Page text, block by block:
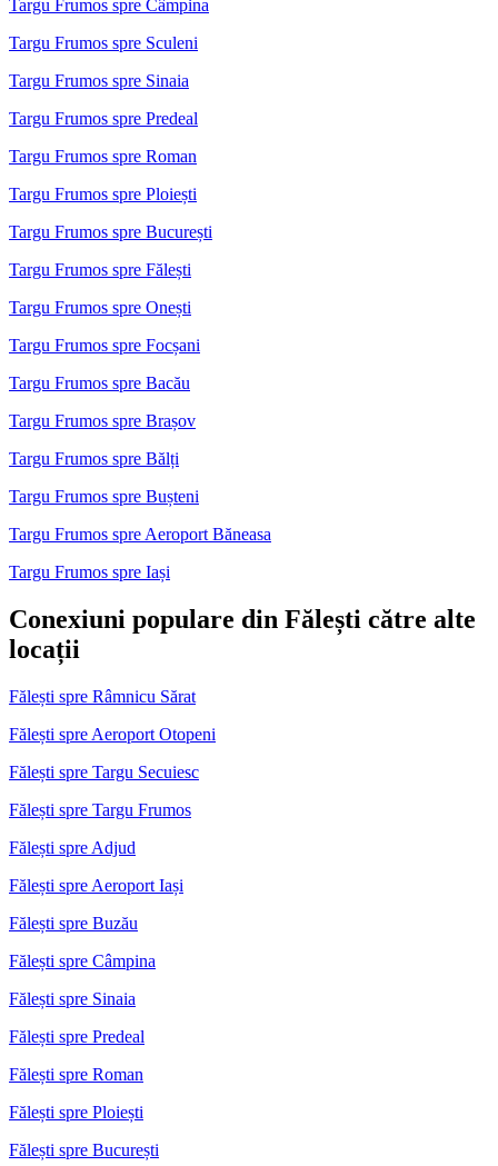
Targu Frumos spre Câmpina
Targu Frumos spre Sculeni
Targu Frumos spre Sinaia
Targu Frumos spre Predeal
Targu Frumos spre Roman
Targu Frumos spre Ploiești
Targu Frumos spre București
Targu Frumos spre Fălești
Targu Frumos spre Onești
Targu Frumos spre Focșani
Targu Frumos spre Bacău
Targu Frumos spre Brașov
Targu Frumos spre Bălți
Targu Frumos spre Bușteni
Targu Frumos spre Aeroport Băneasa
Targu Frumos spre Iași
Conexiuni populare din Fălești către alte
locații
Fălești spre Râmnicu Sărat
Fălești spre Aeroport Otopeni
Fălești spre Targu Secuiesc
Fălești spre Targu Frumos
Fălești spre Adjud
Fălești spre Aeroport Iași
Fălești spre Buzău
Fălești spre Câmpina
Fălești spre Sinaia
Fălești spre Predeal
Fălești spre Roman
Fălești spre Ploiești
Fălești spre București